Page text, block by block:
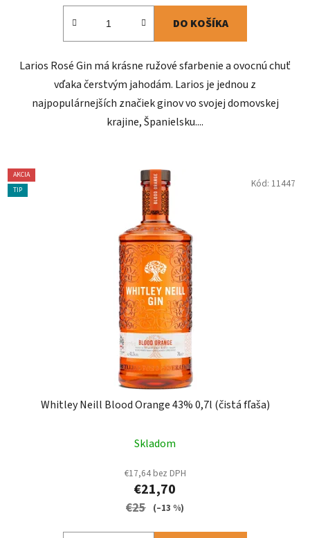
DO KOŠÍKA
Larios Rosé Gin má krásne ružové sfarbenie a ovocnú chuť
vďaka čerstvým jahodám. Larios je jednou z
najpopulárnejších značiek ginov vo svojej domovskej
krajine, Španielsku....
AKCIA
TIP
Whitley Neill Blood Orange 43% 0,7l (čistá fľaša)
Skladom
€17,64 bez DPH
€21,70
€25 (–13 %)
Kód: 11447